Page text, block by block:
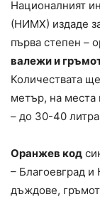
Националният
(НИМХ) издаде
първа степен –
валежи и
Количествата
метър, на места
– до 30-40
Оранжев код
– Благоевград
дъждове,